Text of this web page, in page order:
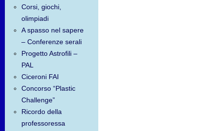
Corsi, giochi,
olimpiadi
A spasso nel sapere
– Conferenze serali
Progetto Astrofili –
PAL
Ciceroni FAI
Concorso “Plastic
Challenge”
Ricordo della
professoressa